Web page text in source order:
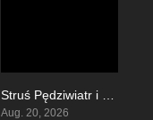
0
Aug. 20, 2026